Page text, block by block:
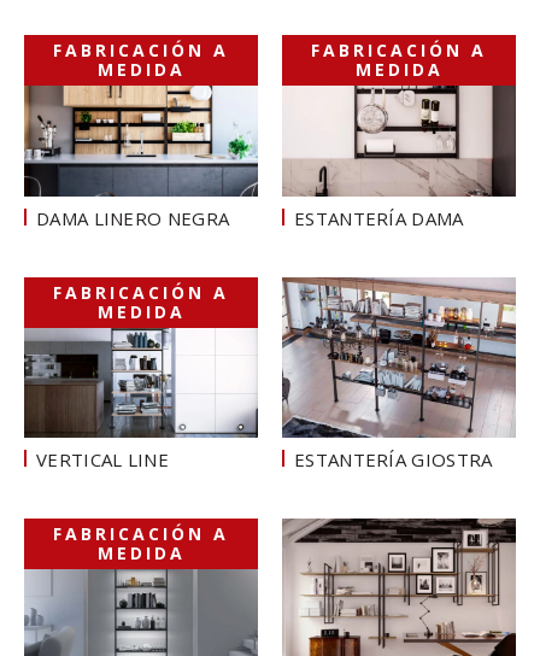
FABRICACIÓN A
MEDIDA
DAMA LINERO NEGRA
FABRICACIÓN A
MEDIDA
ESTANTERÍA DAMA
FABRICACIÓN A
MEDIDA
VERTICAL LINE ESTANTERÍA GIOSTRA
FABRICACIÓN A
MEDIDA